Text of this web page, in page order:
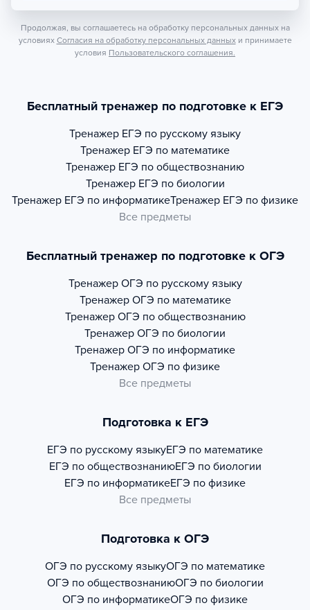
Продолжая, вы соглашаетесь на обработку персональных данных на
условиях Согласия на обработку персональных данных и принимаете
условия Пользовательского соглашения.
Бесплатный тренажер по подготовке к ЕГЭ
Тренажер ЕГЭ по русскому языку
Тренажер ЕГЭ по математике
Тренажер ЕГЭ по обществознанию
Тренажер ЕГЭ по биологии
Тренажер ЕГЭ по информатикеТренажер ЕГЭ по физике
Все предметы
Бесплатный тренажер по подготовке к ОГЭ
Тренажер ОГЭ по русскому языку
Тренажер ОГЭ по математике
Тренажер ОГЭ по обществознанию
Тренажер ОГЭ по биологии
Тренажер ОГЭ по информатике
Тренажер ОГЭ по физике
Все предметы
Подготовка к ЕГЭ
ЕГЭ по русскому языкуЕГЭ по математике
ЕГЭ по обществознаниюЕГЭ по биологии
ЕГЭ по информатикеЕГЭ по физике
Все предметы
Подготовка к ОГЭ
ОГЭ по русскому языкуОГЭ по математике
ОГЭ по обществознаниюОГЭ по биологии
ОГЭ по информатикеОГЭ по физике